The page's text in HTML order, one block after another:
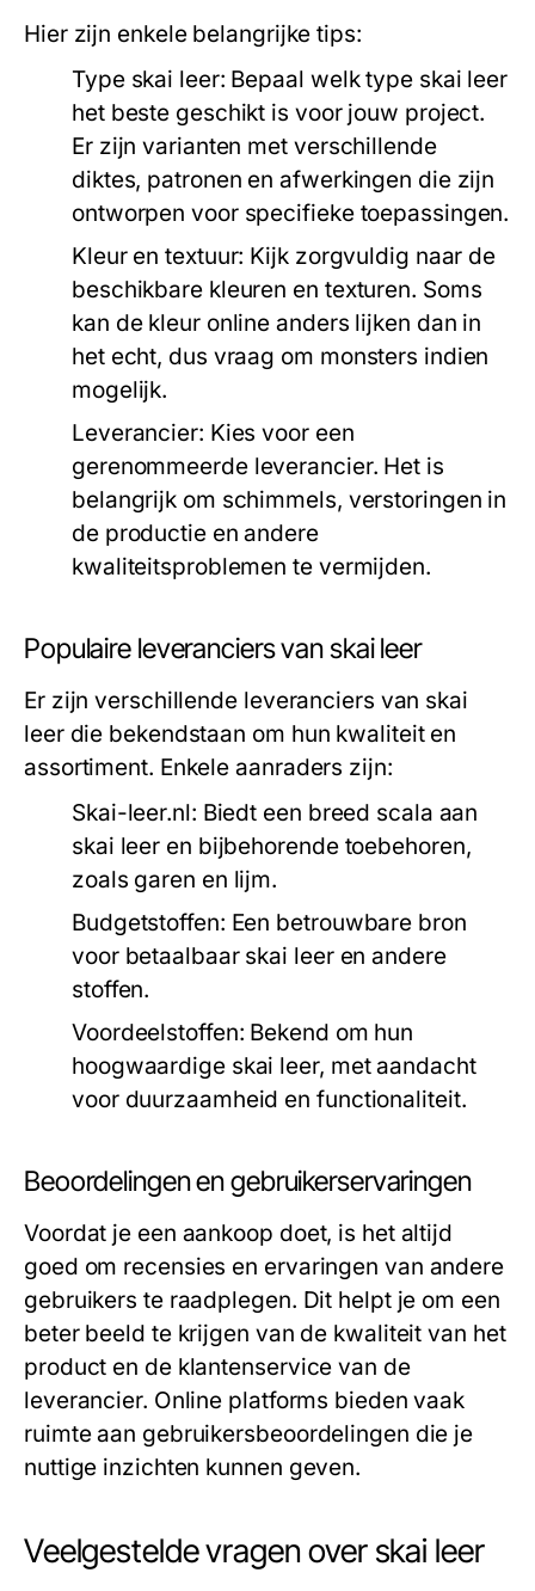
Hier zijn enkele belangrijke tips:
Type skai leer: Bepaal welk type skai leer
het beste geschikt is voor jouw project.
Er zijn varianten met verschillende
diktes, patronen en afwerkingen die zijn
ontworpen voor specifieke toepassingen.
Kleur en textuur: Kijk zorgvuldig naar de
beschikbare kleuren en texturen. Soms
kan de kleur online anders lijken dan in
het echt, dus vraag om monsters indien
mogelijk.
Leverancier: Kies voor een
gerenommeerde leverancier. Het is
belangrijk om schimmels, verstoringen in
de productie en andere
kwaliteitsproblemen te vermijden.
Populaire leveranciers van skai leer
Er zijn verschillende leveranciers van skai
leer die bekendstaan om hun kwaliteit en
assortiment. Enkele aanraders zijn:
Skai-leer.nl: Biedt een breed scala aan
skai leer en bijbehorende toebehoren,
zoals garen en lijm.
Budgetstoffen: Een betrouwbare bron
voor betaalbaar skai leer en andere
stoffen.
Voordeelstoffen: Bekend om hun
hoogwaardige skai leer, met aandacht
voor duurzaamheid en functionaliteit.
Beoordelingen en gebruikerservaringen
Voordat je een aankoop doet, is het altijd
goed om recensies en ervaringen van andere
gebruikers te raadplegen. Dit helpt je om een
beter beeld te krijgen van de kwaliteit van het
product en de klantenservice van de
leverancier. Online platforms bieden vaak
ruimte aan gebruikersbeoordelingen die je
nuttige inzichten kunnen geven.
Veelgestelde vragen over skai leer